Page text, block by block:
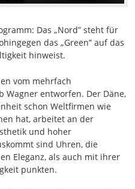
Das „Nord” steht für
das „Green” auf das
hinweist.
vom mehrfach
Wagner entworfen. Der Däne,
schon Weltfirmen wie
hat, arbeitet an der
und hoher
sind Uhren, die
Eleganz, als auch mit ihrer
punkten.